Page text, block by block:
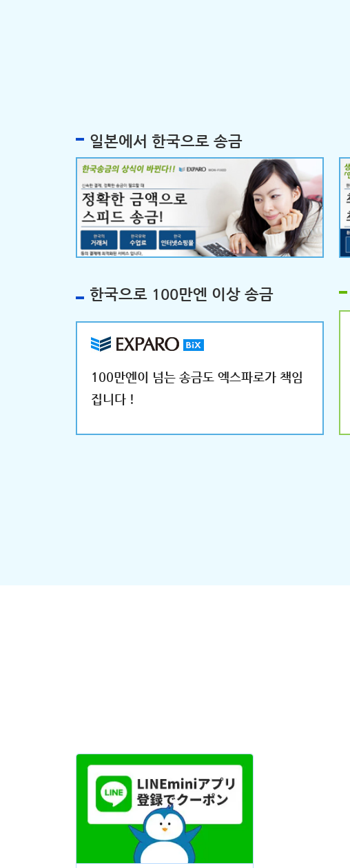
일본에서 한국으로 송금
한국으로 100만엔 이상 송금
100만엔이 넘는 송금도 엑스파로가 책임
집니다！